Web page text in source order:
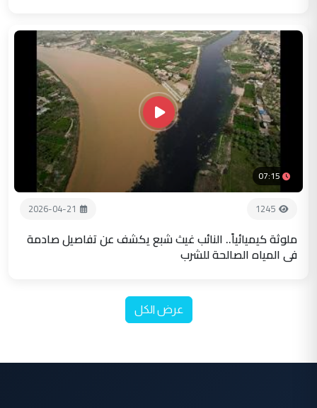
07:15
1245
2026-04-21
ملوثة كيميائياً.. النائب غيث شبع يكشف عن تفاصيل صادمة
في المياه الصالحة للشرب
عرض الكل